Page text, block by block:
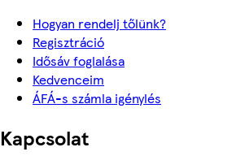
Hogyan rendelj tőlünk?
Regisztráció
Idősáv foglalása
Kedvenceim
ÁFÁ-s számla igénylés
Kapcsolat